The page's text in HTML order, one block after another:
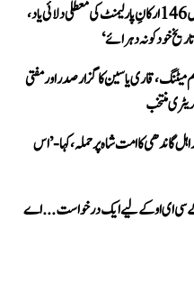
کانگریس نے 2023 میں 146 ارکانِ پارلیمنٹ کی معطلی دلائی یاد،
خود کو نہ دہرائے‘
میٹنگ، قاری یاسین کا گزار صدر اور مفتی
منتخب
گاندھی کا امت شاہ پر حملہ، کہا- ’اس
سی ای او کے لیے ایک درخواست...اے